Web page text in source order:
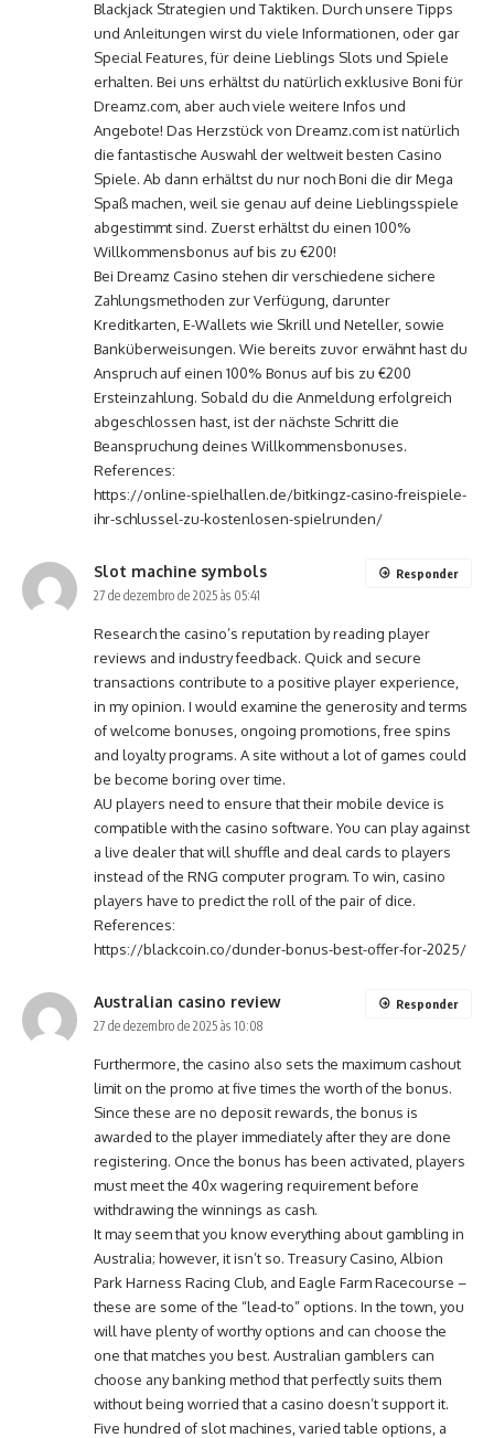
Blackjack Strategien und Taktiken. Durch unsere Tipps
und Anleitungen wirst du viele Informationen, oder gar
Special Features, für deine Lieblings Slots und Spiele
erhalten. Bei uns erhältst du natürlich exklusive Boni für
Dreamz.com, aber auch viele weitere Infos und
Angebote! Das Herzstück von Dreamz.com ist natürlich
die fantastische Auswahl der weltweit besten Casino
Spiele. Ab dann erhältst du nur noch Boni die dir Mega
Spaß machen, weil sie genau auf deine Lieblingsspiele
abgestimmt sind. Zuerst erhältst du einen 100%
Willkommensbonus auf bis zu €200!
Bei Dreamz Casino stehen dir verschiedene sichere
Zahlungsmethoden zur Verfügung, darunter
Kreditkarten, E-Wallets wie Skrill und Neteller, sowie
Banküberweisungen. Wie bereits zuvor erwähnt hast du
Anspruch auf einen 100% Bonus auf bis zu €200
Ersteinzahlung. Sobald du die Anmeldung erfolgreich
abgeschlossen hast, ist der nächste Schritt die
Beanspruchung deines Willkommensbonuses.
References:
https://online-spielhallen.de/bitkingz-casino-freispiele-
ihr-schlussel-zu-kostenlosen-spielrunden/
Slot machine symbols
27 de dezembro de 2025 às 05:41
Research the casino’s reputation by reading player
reviews and industry feedback. Quick and secure
transactions contribute to a positive player experience,
in my opinion. I would examine the generosity and terms
of welcome bonuses, ongoing promotions, free spins
and loyalty programs. A site without a lot of games could
be become boring over time.
AU players need to ensure that their mobile device is
compatible with the casino software. You can play against
a live dealer that will shuffle and deal cards to players
instead of the RNG computer program. To win, casino
players have to predict the roll of the pair of dice.
References:
https://blackcoin.co/dunder-bonus-best-offer-for-2025/
Responder
Australian casino review
27 de dezembro de 2025 às 10:08
Furthermore, the casino also sets the maximum cashout
limit on the promo at five times the worth of the bonus.
Since these are no deposit rewards, the bonus is
awarded to the player immediately after they are done
registering. Once the bonus has been activated, players
must meet the 40x wagering requirement before
withdrawing the winnings as cash.
It may seem that you know everything about gambling in
Australia; however, it isn’t so. Treasury Casino, Albion
Park Harness Racing Club, and Eagle Farm Racecourse –
these are some of the “lead-to” options. In the town, you
will have plenty of worthy options and can choose the
one that matches you best. Australian gamblers can
choose any banking method that perfectly suits them
without being worried that a casino doesn’t support it.
Five hundred of slot machines, varied table options, a
Responder